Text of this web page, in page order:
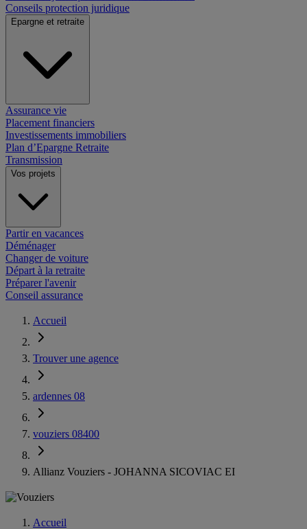
Conseils protection juridique
Epargne et retraite
Assurance vie
Placement financiers
Investissements immobiliers
Plan d’Epargne Retraite
Transmission
Vos projets
Partir en vacances
Déménager
Changer de voiture
Départ à la retraite
Préparer l'avenir
Conseil assurance
Accueil
Trouver une agence
ardennes 08
vouziers 08400
Allianz Vouziers - JOHANNA SICOVIAC EI
Accueil